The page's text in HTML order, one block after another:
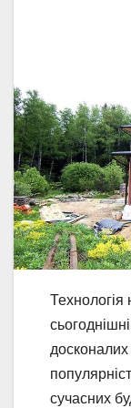
Технологія
досконалих
сучасних